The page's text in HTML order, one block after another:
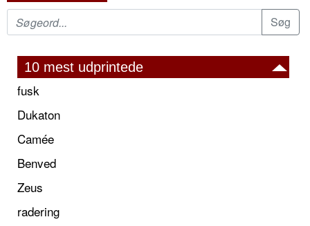
10 mest udprintede
fusk
Dukaton
Camée
Benved
Zeus
radering